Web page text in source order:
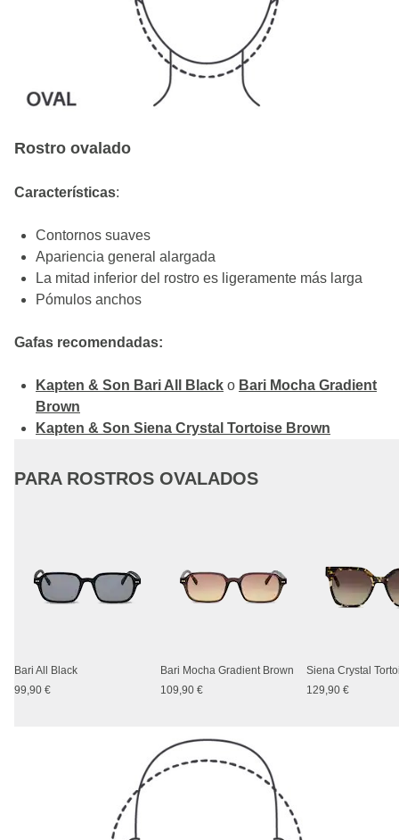
Rostro ovalado
Características:
Contornos suaves
Apariencia general alargada
La mitad inferior del rostro es ligeramente más larga
Pómulos anchos
Gafas recomendadas:
Kapten & Son Bari All Black o Bari Mocha Gradient
Brown
Kapten & Son Siena Crystal Tortoise Brown
PARA ROSTROS OVALADOS
Bari All Black
99,90 €
Bari Mocha Gradient Brown
109,90 €
Siena Crystal
129,90 €